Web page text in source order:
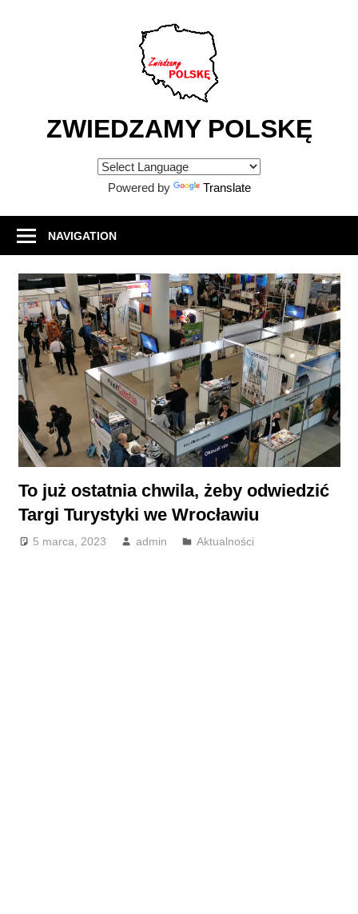
ZWIEDZAMY POLSKĘ
Powered by Translate
NAVIGATION
To już ostatnia chwila, żeby odwiedzić
Targi Turystyki we Wrocławiu
5 marca, 2023 admin Aktualności